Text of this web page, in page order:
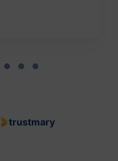
trustmary